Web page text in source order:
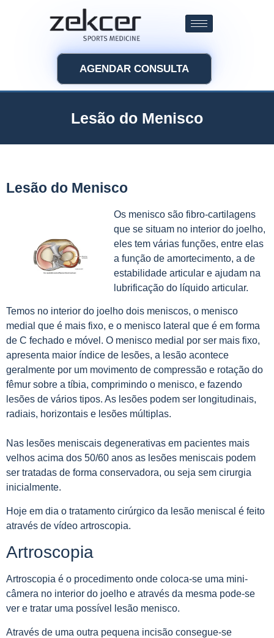
AGENDAR CONSULTA
Lesão do Menisco
Lesão do Menisco
Os menisco são fibro-cartilagens
que se situam no interior do joelho,
eles tem várias funções, entre elas
a função de amortecimento, a de
estabilidade articular e ajudam na
lubrificação do líquido articular.
Temos no interior do joelho dois meniscos, o menisco
medial que é mais fixo, e o menisco lateral que é em forma
de C fechado e móvel. O menisco medial por ser mais fixo,
apresenta maior índice de lesões, a lesão acontece
geralmente por um movimento de compressão e rotação do
fêmur sobre a tíbia, comprimindo o menisco, e fazendo
lesões de vários tipos. As lesões podem ser longitudinais,
radiais, horizontais e lesões múltiplas.
Nas lesões meniscais degenerativas em pacientes mais
velhos acima dos 50/60 anos as lesões meniscais podem
ser tratadas de forma conservadora, ou seja sem cirurgia
inicialmente.
Hoje em dia o tratamento cirúrgico da lesão meniscal é feito
através de vídeo artroscopia.
Artroscopia
Artroscopia é o procedimento onde coloca-se uma mini-
câmera no interior do joelho e através da mesma pode-se
ver e tratar uma possível lesão menisco.
Através de uma outra pequena incisão consegue-se